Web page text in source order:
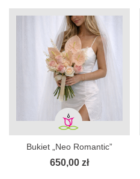
Bukiet „Neo Romantic”
650,00 zł